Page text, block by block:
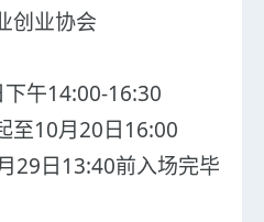
创业协会
下午14:00-16:30
至10月 20 日 16:00
29 日 13:40前入场完毕